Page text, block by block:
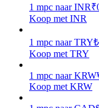
Verdien dagelijks
1 mpc naar INR₹
Koop met INR
1 mpc naar TRY₺
Koop met TRY
1 mpc naar KRW
Koop met KRW